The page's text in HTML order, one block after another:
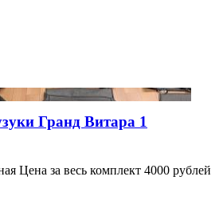
Гранд Витара 1
Цена за весь комплект 4000 рублей